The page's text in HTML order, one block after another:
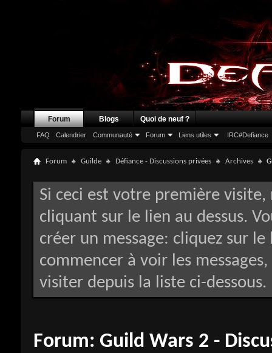
Forum
FAQ Calendrier Communauté Forum Liens utiles IRC#Defiance
Blogs Quoi de neuf ?
Forum Guilde Défiance - Discussions privées Archives
Si ceci est votre première
cliquant sur le lien au dessus.
créer un message: cliquez sur
commencer à voir les
visiter depuis la liste ci-dessous.
Forum: Guild Wars 2 -